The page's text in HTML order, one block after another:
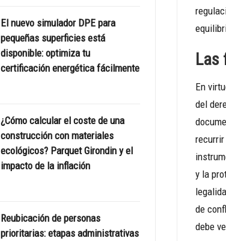
Las
En
del
y la
de
debe
El nuevo simulador DPE para
pequeñas superficies está
disponible: optimiza tu
certificación energética fácilmente
¿Cómo calcular el coste de una
construcción con materiales
ecológicos? Parquet Girondin y el
impacto de la inflación
Reubicación de personas
prioritarias: etapas administrativas